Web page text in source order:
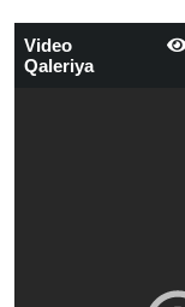
Video
Qaleriya